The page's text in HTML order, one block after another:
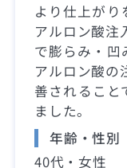
より仕上がり
アルロン酸注
で膨らみ・凹
アルロン酸の
善されること
ました。
年齢・性別
40代・女性